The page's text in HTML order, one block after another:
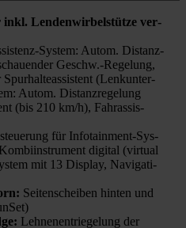
inkl. Len­den­wir­bel­stüt­ze ver­
Sys­tem: Autom. Distanz­
Geschw.-Regelung,
Spur­hal­te­as­sis­tent (Lenk­un­ter­
Autom. Distanz­re­ge­lung
(bis 210 km/h), Fahr­as­sis­
für Info­tain­ment-Sys­
digi­tal (vir­tu­al
mit 13 Dis­play, Navi­ga­ti­
Sei­ten­schei­ben hin­ten und
Leh­nen­ent­rie­ge­lung der